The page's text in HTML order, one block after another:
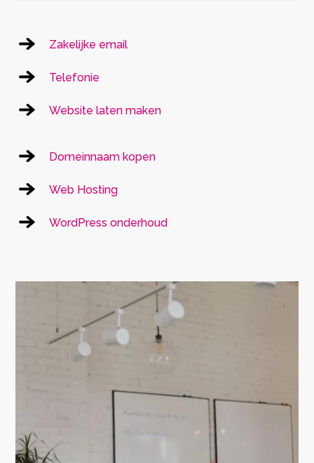
Zakelijke email
Telefonie
Website laten maken
Domeinnaam kopen
Web Hosting
WordPress onderhoud